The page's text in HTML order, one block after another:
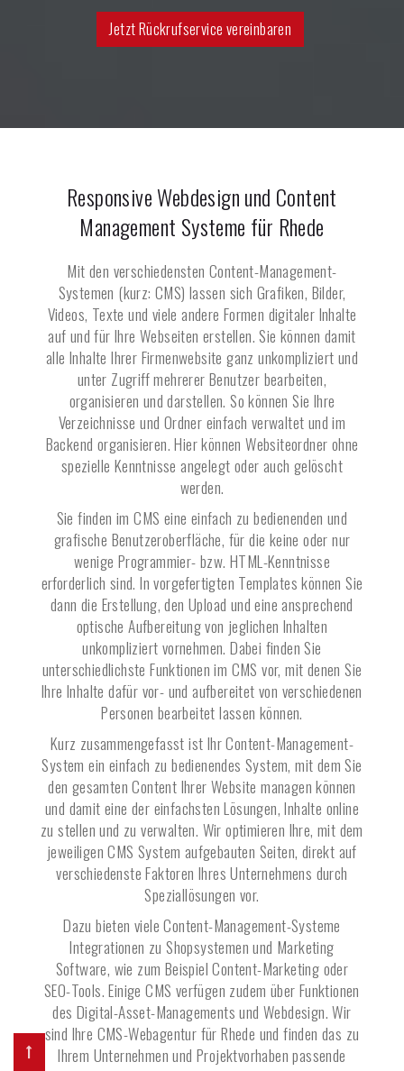
Jetzt Rückrufservice vereinbaren
Responsive Webdesign und Content
Management Systeme für Rhede
Mit den verschiedensten Content-Management-
Systemen (kurz: CMS) lassen sich Grafiken, Bilder,
Videos, Texte und viele andere Formen digitaler Inhalte
auf und für Ihre Webseiten erstellen. Sie können damit
alle Inhalte Ihrer Firmenwebsite ganz unkompliziert und
unter Zugriff mehrerer Benutzer bearbeiten,
organisieren und darstellen. So können Sie Ihre
Verzeichnisse und Ordner einfach verwaltet und im
Backend organisieren. Hier können Websiteordner ohne
spezielle Kenntnisse angelegt oder auch gelöscht
werden.
Sie finden im CMS eine einfach zu bedienenden und
grafische Benutzeroberfläche, für die keine oder nur
wenige Programmier- bzw. HTML-Kenntnisse
erforderlich sind. In vorgefertigten Templates können Sie
dann die Erstellung, den Upload und eine ansprechend
optische Aufbereitung von jeglichen Inhalten
unkompliziert vornehmen. Dabei finden Sie
unterschiedlichste Funktionen im CMS vor, mit denen Sie
Ihre Inhalte dafür vor- und aufbereitet von verschiedenen
Personen bearbeitet lassen können.
Kurz zusammengefasst ist Ihr Content-Management-
System ein einfach zu bedienendes System, mit dem Sie
den gesamten Content Ihrer Website managen können
und damit eine der einfachsten Lösungen, Inhalte online
zu stellen und zu verwalten. Wir optimieren Ihre, mit dem
jeweiligen CMS System aufgebauten Seiten, direkt auf
verschiedenste Faktoren Ihres Unternehmens durch
Speziallösungen vor.
Dazu bieten viele Content-Management-Systeme
Integrationen zu Shopsystemen und Marketing
Software, wie zum Beispiel Content-Marketing oder
SEO-Tools. Einige CMS verfügen zudem über Funktionen
des Digital-Asset-Managements und Webdesign. Wir
sind Ihre CMS-Webagentur fürRhede und finden das zu
Ihrem Unternehmen und Projektvorhaben passende